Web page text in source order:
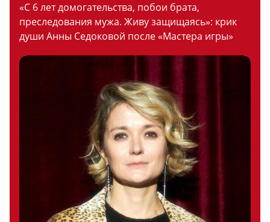
«С 6 лет домогательства, побои брата,
преследования мужа. Живу защищаясь»: крик
души Анны Седоковой после «Мастера игры»